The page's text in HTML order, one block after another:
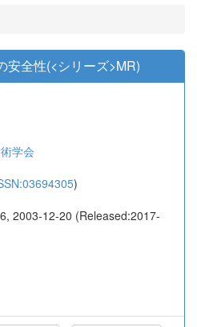
安全性(<シリーズ>MR)
学会
)
2003-12-20 (Released:2017-